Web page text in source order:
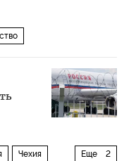
Еще 2
Чехия